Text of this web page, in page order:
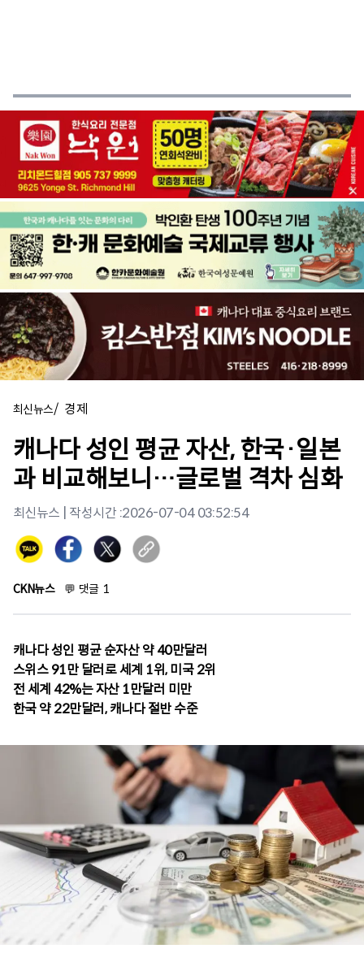
최신뉴스/ 경제
캐나다 성인 평균 자산, 한국·일본
과 비교해보니…글로벌 격차 심화
최신뉴스 | 작성시간 :2026-07-04 03:52:54
CKN뉴스 💬 댓글 1
캐나다 성인 평균 순자산 약 40만달러
스위스 91만 달러로 세계 1위, 미국 2위
전 세계 42%는 자산 1만달러 미만
한국 약 22만달러, 캐나다 절반 수준